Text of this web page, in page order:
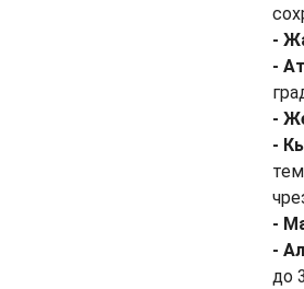
-
-
-
-
-
-
до